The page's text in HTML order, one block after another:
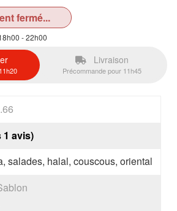
fermé...
- 22h00
Livraison
Précommande pour 11h45
1 avis)
salades, halal, couscous, oriental